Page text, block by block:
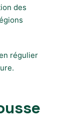
des
régulier